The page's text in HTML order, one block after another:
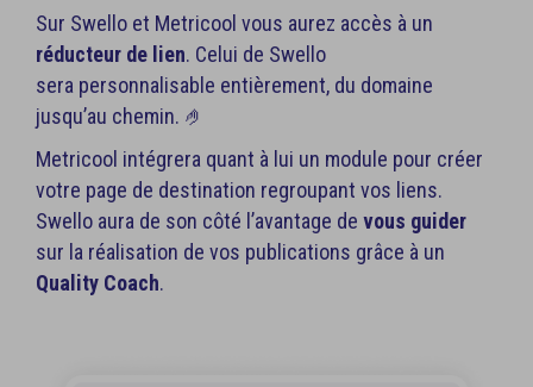
Sur Swello et Metricool vous aurez accès à un
réducteur de lien. Celui de Swello
sera personnalisable entièrement, du domaine
jusqu’au chemin. 🤌
Metricool intégrera quant à lui un module pour créer
votre page de destination regroupant vos liens.
Swello aura de son côté l’avantage de vous guider
sur la réalisation de vos publications grâce à un
Quality Coach.